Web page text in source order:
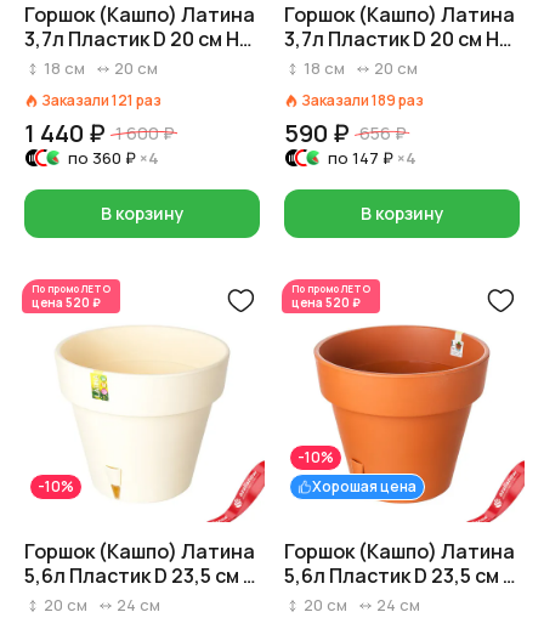
Горшок (Кашпо) Латина
3,7л Пластик D 20 см H
17,5 см Серый
18 см 20 см
Заказали121 раз
1 440 ₽ 1 600 ₽
по 360 ₽ ×4
В корзину
Горшок (Кашпо) Латина
3,7л Пластик D 20 см H
17,5 см Терракотовый
18 см 20 см
Заказали189раз
590 ₽ 656 ₽
по 147 ₽ ×4
В корзину
По промоЛЕТО
цена 520 ₽
-10%
Горшок (Кашпо) Латина
5,6л Пластик D 23,5 см H
20 см Кремовый
20 см 24 см
По промоЛЕТО
цена 520 ₽
Хорошая цена
-10%
Горшок (Кашпо) Латина
5,6л Пластик D 23,5 см H
20 см Терракотовый
20 см 24 см